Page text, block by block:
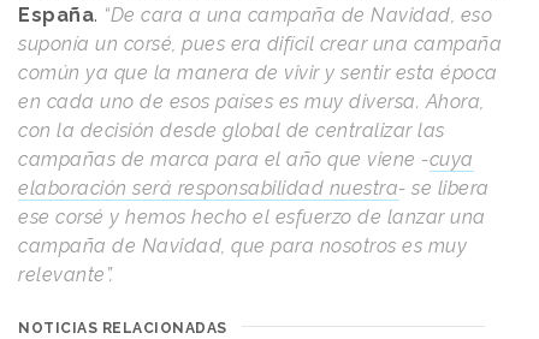
España. “De cara a una campaña de Navidad, eso
suponía un corsé, pues era difícil crear una campaña
común ya que la manera de vivir y sentir esta época
en cada uno de esos países es muy diversa. Ahora,
con la decisión desde global de centralizar las
campañas de marca para el año que viene -cuya
elaboración será responsabilidad nuestra- se libera
ese corsé y hemos hecho el esfuerzo de lanzar una
campaña de Navidad, que para nosotros es muy
relevante”.
NOTICIAS RELACIONADAS